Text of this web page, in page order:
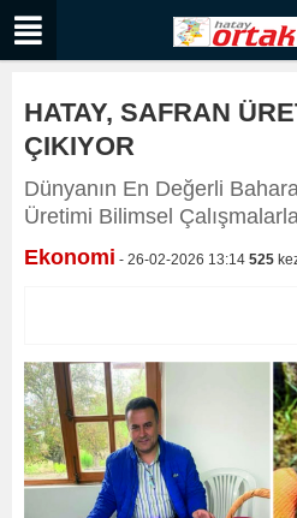
HATAY, SAFRAN
ÇIKIYOR
Dünyanın En Değerli
Üretimi Bilimsel
Ekonomi - 26-02-2026 13:14 525